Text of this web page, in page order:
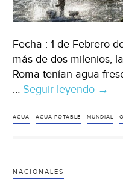
Fecha : 1 de Febrero
más de dos milenios,
Roma tenían agua
… Seguir leyendo Ni
ni
→
AGUA AGUA POTABLE MUNDIAL
NACIONALES